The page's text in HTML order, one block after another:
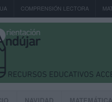
COMPRENSIÓN LECTORA